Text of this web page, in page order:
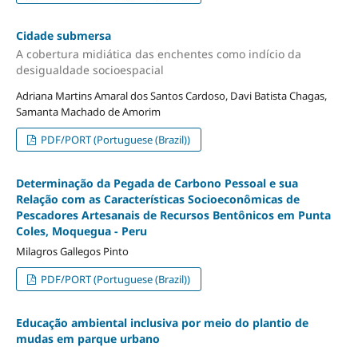
Cidade submersa
A cobertura midiática das enchentes como indício da
desigualdade socioespacial
Adriana Martins Amaral dos Santos Cardoso, Davi Batista Chagas,
Samanta Machado de Amorim
PDF/PORT (Portuguese (Brazil))
Determinação da Pegada de Carbono Pessoal e sua
Relação com as Características Socioeconômicas de
Pescadores Artesanais de Recursos Bentônicos em Punta
Coles, Moquegua - Peru
Milagros Gallegos Pinto
PDF/PORT (Portuguese (Brazil))
Educação ambiental inclusiva por meio do plantio de
mudas em parque urbano